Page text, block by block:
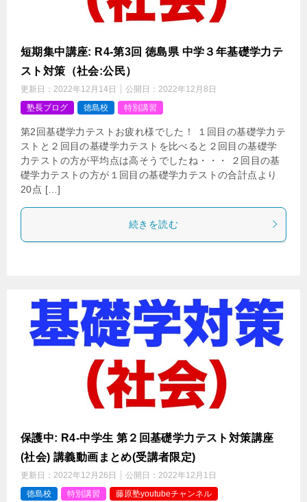
短期集中講座: R4-第3回 徳島県 中学３年基礎学力テ
スト対策（社会:公民）
更新日： 2022年12月14日 公開日： 2022年12月8日
塾長ブログ
徳島校 特別講習
第2回基礎学力テストお疲れ様でした！ １回目の基礎学力テ
ストと２回目の基礎学力テストを比べると２回目の基礎学
力テストの方が平均点は高そうでしたね・・・ ２回目の基
礎学力テストの方が１回目の基礎学力テストの合計点より
20点 […]
続きを読む
保護中: R4-中学生 第２回基礎学力テスト対策講座
(社会) 講義動画まとめ(受講者限定)
更新日： 2022年12月26日 公開日： 2022年12月1日
徳島校
特別講習 藤原塾youtubeチャンネル